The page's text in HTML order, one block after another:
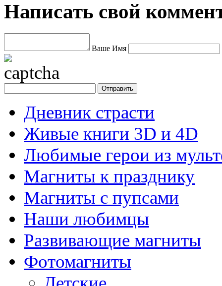
Написать свой
Ваше Имя
Дневник страсти
Живые книги 3D и 4D
Любимые герои из
Магниты к празднику
Магниты с пупсами
Наши любимцы
Развивающие магниты
Фотомагниты